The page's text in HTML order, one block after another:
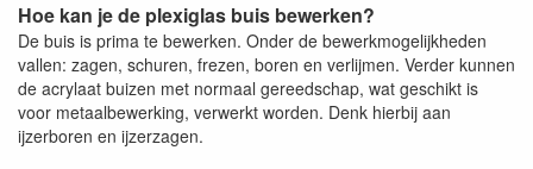
Hoe kan je de plexiglas buis bewerken?
De buis is prima te bewerken. Onder de bewerkmogelijkheden
vallen: zagen, schuren, frezen, boren en verlijmen. Verder kunnen
de acrylaat buizen met normaal gereedschap, wat geschikt is
voor metaalbewerking, verwerkt worden. Denk hierbij aan
ijzerboren en ijzerzagen.